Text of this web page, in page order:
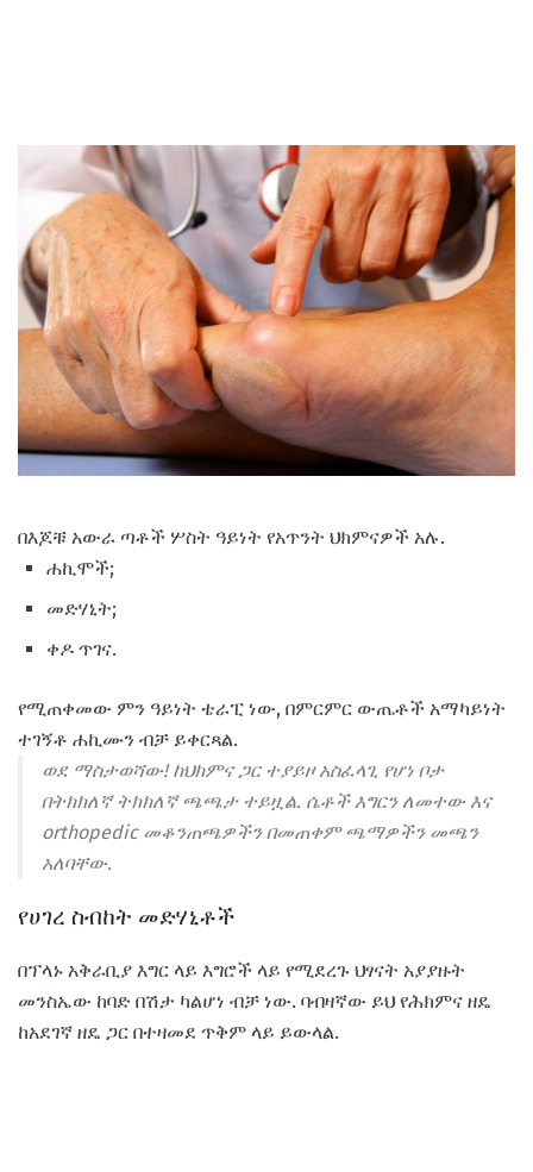
በእጆቹ አውራ ጣቶች ሦስት ዓይነት የአጥንት ህክምናዎች አሉ.
ሐኪሞች;
መድሃኒት;
ቀዶ ጥገና.
የሚጠቀመው ምን ዓይነት ቴራፒ ነው, በምርምር ውጤቶች አማካይነት
ተገኝቶ ሐኪሙን ብቻ ይቀርጻል.
ወደ ማስታወሻው! ከህክምና ጋር ተያይዞ አስፈላጊ የሆነ ቦታ
በትክክለኛ ትክክለኛ ጫጫታ ተይዟል. ሴቶች እግርን ለመተው እና
orthopedic መቆንጠጫዎችን በመጠቀም ጫማዎችን መጫን
አለባቸው.
የሀገረ ስብከት መድሃኒቶች
በፕላኑ አቅራቢያ እግር ላይ እግሮች ላይ የሚደረጉ ህፃናት አያያዙት
መንስኤው ከባድ በሽታ ካልሆነ ብቻ ነው. ባብዛኛው ይህ የሕክምና ዘዴ
ከአደገኛ ዘዴ ጋር በተዛመደ ጥቅም ላይ ይውላል.